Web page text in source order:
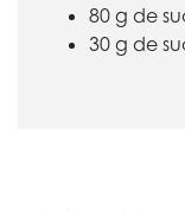
80 g de
30 g de